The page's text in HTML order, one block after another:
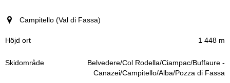
Campitello (Val di Fassa)
1 448 m
Belvedere/Col Rodella/Ciampac/Buffaure -
Canazei/Campitello/Alba/Pozza di Fassa